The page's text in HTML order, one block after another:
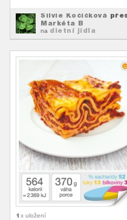
Silvie Kočičková
Markéta B
na dietní jídla
1 x uložení